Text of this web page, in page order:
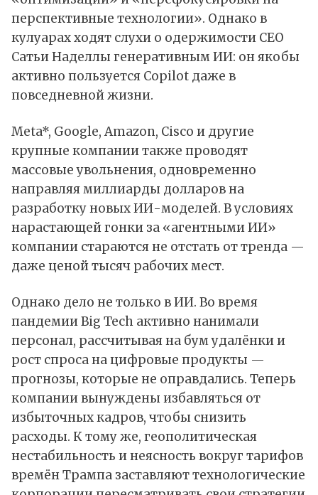
перспективные технологии». Однако в
кулуарах ходят слухи о одержимости CEO
Сатьи Наделлы генеративным ИИ: он якобы
активно пользуется Copilot даже в
повседневной жизни.
Meta*, Google, Amazon, Cisco и другие
крупные компании также проводят
массовые увольнения, одновременно
направляя миллиарды долларов на
разработку новых ИИ-моделей. В условиях
нарастающей гонки за «агентными ИИ»
компании стараются не отстать от тренда —
даже ценой тысяч рабочих мест.
Однако дело не только в ИИ. Во время
пандемии Big Tech активно нанимали
персонал, рассчитывая на бум удалёнки и
рост спроса на цифровые продукты —
прогнозы, которые не оправдались. Теперь
компании вынуждены избавляться от
избыточных кадров, чтобы снизить
расходы. К тому же, геополитическая
нестабильность и неясность вокруг тарифов
времён Трампа заставляют технологические